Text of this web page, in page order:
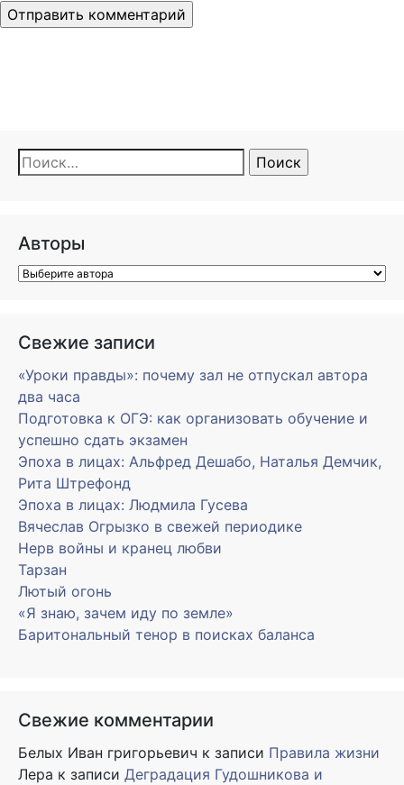
Найти:
Авторы
Свежие записи
«Уроки правды»: почему зал не отпускал автора
два часа
Подготовка к ОГЭ: как организовать обучение и
успешно сдать экзамен
Эпоха в лицах: Альфред Дешабо, Наталья Демчик,
Рита Штрефонд
Эпоха в лицах: Людмила Гусева
Вячеслав Огрызко в свежей периодике
Нерв войны и кранец любви
Тарзан
Лютый огонь
«Я знаю, зачем иду по земле»
Баритональный тенор в поисках баланса
Свежие комментарии
Белых Иван григорьевич к записи Правила жизни
Лера к записи Деградация Гудошникова и